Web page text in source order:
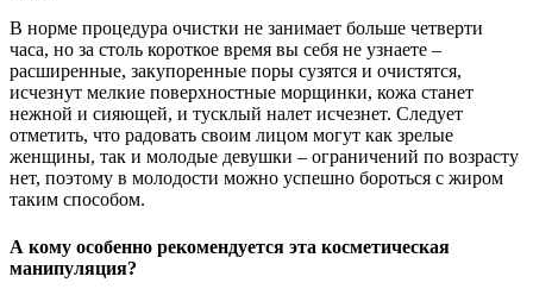
В норме процедура очистки не занимает больше четверти
часа, но за столь короткое время вы себя не узнаете –
расширенные, закупоренные поры сузятся и очистятся,
исчезнут мелкие поверхностные морщинки, кожа станет
нежной и сияющей, и тусклый налет исчезнет. Следует
отметить, что радовать своим лицом могут как зрелые
женщины, так и молодые девушки – ограничений по возрасту
нет, поэтому в молодости можно успешно бороться с жиром
таким способом.
А кому особенно рекомендуется эта косметическая
манипуляция?